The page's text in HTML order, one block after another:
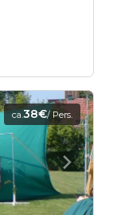
ca.38€/ Pers.